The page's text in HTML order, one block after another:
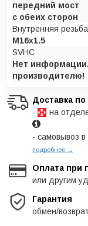
передний мост
с обеих сторон
Внутренняя
M16x1.5
SVHC
Нет
производителю!
Доставка по
-
на
- самовывоз в
подробнее →
Оплата при
или другим
Гарантия
обмен/